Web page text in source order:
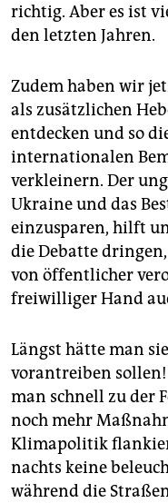
richtig. Aber es ist
den letzten Jahren.
Zudem haben wir
als zusätzlichen
entdecken und so
internationalen
verkleinern. Der
Ukraine und das
einzusparen, hilft
die Debatte
von öffentlicher
freiwilliger Hand
Längst hätte man
vorantreiben
man schnell zu der
noch mehr
Klimapolitik
nachts keine
während die